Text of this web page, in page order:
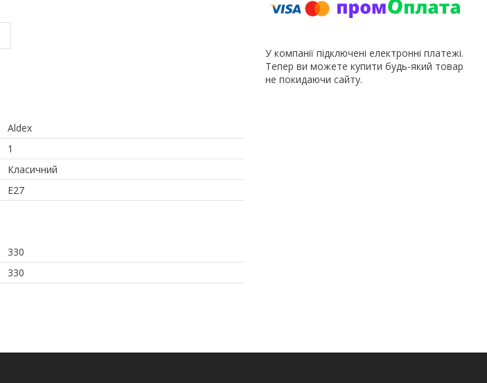
Aldex
1
Класичний
E27
330
330
У компанії підключені електронні платежі.
Тепер ви можете купити будь-який товар
не покидаючи сайту.